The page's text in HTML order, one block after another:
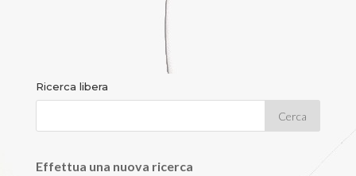
Ricerca libera
Effettua una nuova ricerca